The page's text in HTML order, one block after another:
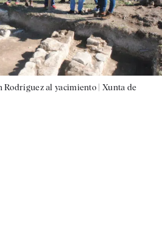
Rodríguez al yacimiento | Xunta de